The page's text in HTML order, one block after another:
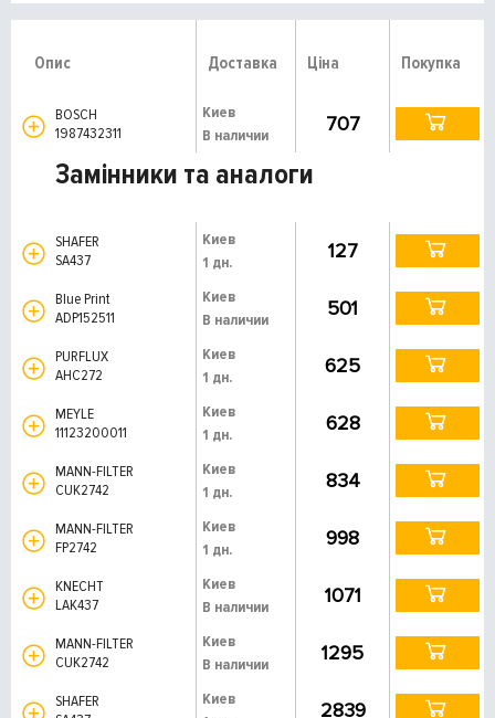
Опис Доставка Ціна Покупка
BOSCH
1987432311
Киев
В наличии
707
Замінники та аналоги
SHAFER
SA437
Киев
1 дн.
127
Blue Print
ADP152511
Киев
В наличии
501
PURFLUX
AHC272
Киев
1 дн.
625
MEYLE
11123200011
Киев
1 дн.
628
MANN-FILTER
CUK2742
Киев
1 дн.
834
MANN-FILTER
FP2742
Киев
1 дн.
998
KNECHT
LAK437
Киев
В наличии
1071
MANN-FILTER
CUK2742
Киев
В наличии
1295
SHAFER
Киев
2839